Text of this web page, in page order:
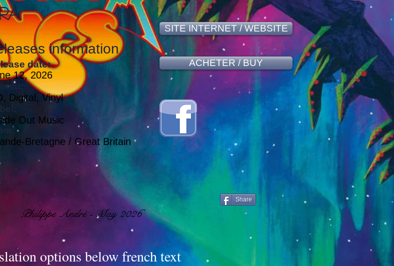
information
date:
12, 2026
Digital, Vinyl
Out Music
Bretagne / Great Britain
Philippe André - May 2026
SITE INTERNET / WEBSITE
ACHETER / BUY
Share
options below french text